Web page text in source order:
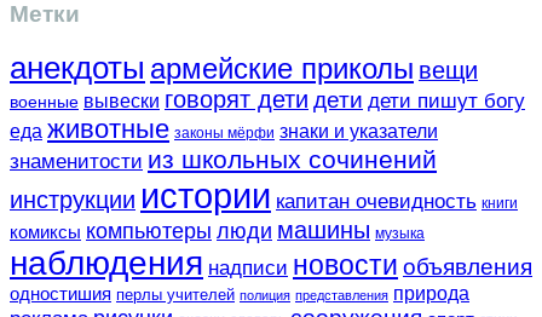
Метки
анекдоты армейские приколы вещи
военные вывески говорят дети дети дети пишут богу
еда животные законы мёрфи знаки и указатели
знаменитости из школьных сочинений
инструкции истории капитан очевидность книги
комиксы компьютеры люди машины музыка
наблюдения надписи новости объявления
одностишия перлы учителей полиция представления природа